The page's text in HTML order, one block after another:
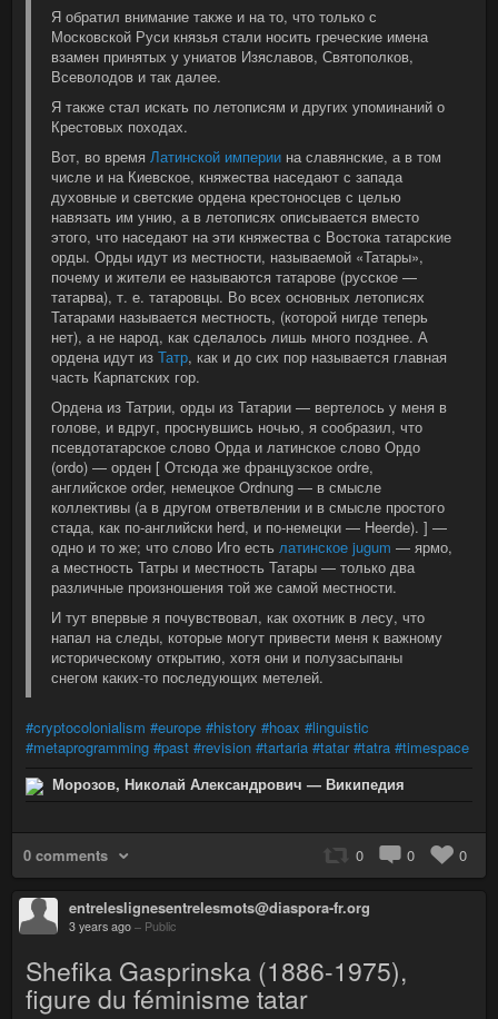
Я обратил внимание также и на то, что только с
Московской Руси князья стали носить греческие имена
взамен принятых у униатов Изяславов, Святополков,
Всеволодов и так далее.
Я также стал искать по летописям и других упоминаний о
Крестовых походах.
Вот, во время Латинской империи на славянские, а в том
числе и на Киевское, княжества наседают с запада
духовные и светские ордена крестоносцев с целью
навязать им унию, а в летописях описывается вместо
этого, что наседают на эти княжества с Востока татарские
орды. Орды идут из местности, называемой «Татары»,
почему и жители ее называются татарове (русское —
татарва), т. е. татаровцы. Во всех основных летописях
Татарами называется местность, (которой нигде теперь
нет), а не народ, как сделалось лишь много позднее. А
ордена идут из Татр, как и до сих пор называется главная
часть Карпатских гор.
Ордена из Татрии, орды из Татарии — вертелось у меня в
голове, и вдруг, проснувшись ночью, я сообразил, что
псевдотатарское слово Орда и латинское слово Ордо
(ordo) — орден [ Отсюда же французское ordre,
английское order, немецкое Ordnung — в смысле
коллективы (а в другом ответвлении и в смысле простого
стада, как по-английски herd, и по-немецки — Heerde). ] —
одно и то же; что слово Иго есть латинское jugum — ярмо,
а местность Татры и местность Татары — только два
различные произношения той же самой местности.
И тут впервые я почувствовал, как охотник в лесу, что
напал на следы, которые могут привести меня к важному
историческому открытию, хотя они и полузасыпаны
снегом каких-то последующих метелей.
#cryptocolonialism #europe #history #hoax #linguistic
#metaprogramming #past #revision #tartaria #tatar #tatra #timespace
Морозов, Николай Александрович — Википедия
0 comments 0 0 0
entreleslignesentrelesmots@diaspora-fr.org
3 years ago – Public
Shefika Gasprinska (1886-1975),
figure du féminisme tatar